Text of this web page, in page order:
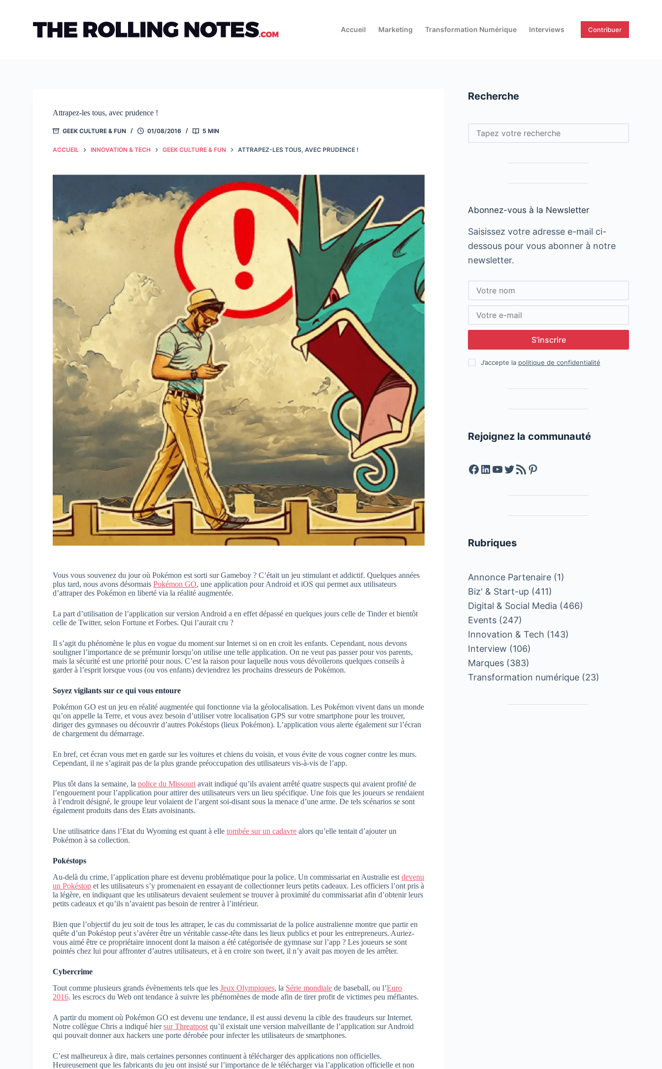
Accueil
Marketing Transformation Numérique Interviews Contribuer
Attrapez-les tous, avec prudence !
GEEK CULTURE & FUN 01/08/2016 5 MIN
ACCUEIL INNOVATION & TECH GEEK CULTURE & FUN ATTRAPEZ-LES TOUS, AVEC PRUDENCE !
Vous vous souvenez du jour où Pokémon est sorti sur Gameboy ? C’était un jeu stimulant et addictif. Quelques années
plus tard, nous avons désormaisPokémon GO, une application pour Android et iOS qui permet aux utilisateurs
d’attraper des Pokémon en liberté via la réalité augmentée.
La part d’utilisation de l’application sur version Android a en effet dépassé en quelques jours celle de Tinder et bientôt
celle de Twitter, selon Fortune et Forbes. Qui l’aurait cru ?
Il s’agit du phénomène le plus en vogue du moment sur Internet si on en croit les enfants. Cependant, nous devons
souligner l’importance de se prémunir lorsqu’on utilise une telle application. On ne veut pas passer pour vos parents,
mais la sécurité est une priorité pour nous. C’est la raison pour laquelle nous vous dévoilerons quelques conseils à
garder à l’esprit lorsque vous (ou vos enfants) deviendrez les prochains dresseurs de Pokémon.
Soyez vigilants sur ce qui vous entoure
Pokémon GO est un jeu en réalité augmentée qui fonctionne via la géolocalisation. Les Pokémon vivent dans un monde
qu’on appelle la Terre, et vous avez besoin d’utiliser votre localisation GPS sur votre smartphone pour les trouver,
diriger des gymnases ou découvrir d’autres Pokéstops (lieux Pokémon). L’application vous alerte également sur l’écran
de chargement du démarrage.
En bref, cet écran vous met en garde sur les voitures et chiens du voisin, et vous évite de vous cogner contre les murs.
Cependant, il ne s’agirait pas de la plus grande préoccupation des utilisateurs vis-à-vis de l’app.
Plus tôt dans la semaine, lapolice du Missouri avait indiqué qu’ils avaient arrêté quatre suspects qui avaient profité de
l’engouement pour l’application pour attirer des utilisateurs vers un lieu spécifique. Une fois que les joueurs se rendaient
à l’endroit désigné, le groupe leur volaient de l’argent soi-disant sous la menace d’une arme. De tels scénarios se sont
également produits dans des Etats avoisinants.
Une utilisatrice dans l’Etat du Wyoming est quant à elletombée sur un cadavre alors qu’elle tentait d’ajouter un
Pokémon à sa collection.
Pokéstops
Au-delà du crime, l’application phare est devenu problématique pour la police. Un commissariat en Australie estdevenu
un Pokéstop et les utilisateurs s’y promenaient en essayant de collectionner leurs petits cadeaux. Les officiers l’ont pris à
la légère, en indiquant que les utilisateurs devaient seulement se trouver à proximité du commissariat afin d’obtenir leurs
petits cadeaux et qu’ils n’avaient pas besoin de rentrer à l’intérieur.
Bien que l’objectif du jeu soit de tous les attraper, le cas du commissariat de la police australienne montre que partir en
quête d’un Pokéstop peut s’avérer être un véritable casse-tête dans les lieux publics et pour les entrepreneurs. Auriez-
vous aimé être ce propriétaire innocent dont la maison a été catégorisée de gymnase sur l’app ? Les joueurs se sont
pointés chez lui pour affronter d’autres utilisateurs, et à en croire son tweet, il n’y avait pas moyen de les arrêter.
Cybercrime
Tout comme plusieurs grands évènements tels que lesJeux Olympiques, la Série mondiale de baseball, ou l’Euro
2016, les escrocs du Web ont tendance à suivre les phénomènes de mode afin de tirer profit de victimes peu méfiantes.
A partir du moment où Pokémon GO est devenu une tendance, il est aussi devenu la cible des fraudeurs sur Internet.
Notre collègue Chris a indiqué hiersur Threatpost qu’il existait une version malveillante de l’application sur Android
qui pouvait donner aux hackers une porte dérobée pour infecter les utilisateurs de smartphones.
C’est malheureux à dire, mais certaines personnes continuent à télécharger des applications non officielles.
Heureusement que les fabricants du jeu ont insisté sur l’importance de le télécharger via l’application officielle et non
Recherche
Rechercher
Abonnez-vous à la Newsletter
Saisissez votre adresse e-mail ci-
dessous pour vous abonner à notre
newsletter.
S’inscrire
J’accepte la politique de confidentialité
Rejoignez la communauté
Facebook
LinkedIn
YouTube
Twitter
Feed RSSPinterest
Rubriques
Annonce Partenaire (1)
Biz' & Start-up (411)
Digital & Social Media (466)
Events (247)
Innovation & Tech (143)
Interview (106)
Marques (383)
Transformation numérique (23)